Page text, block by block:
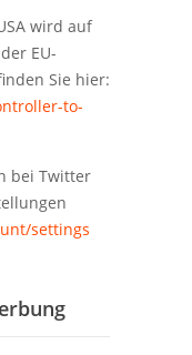
wird auf
EU-
Sie hier:
to-
bei Twitter
settings